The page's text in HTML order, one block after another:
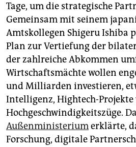
Tage, um die strategische
Gemeinsam mit seinem
Amtskollegen Shigeru Ishiba
Plan zur Vertiefung der
der zahlreiche Abkommen
Wirtschaftsmächte wollen
und Milliarden investieren,
Intelligenz, Hightech-
Hochgeschwindigkeitszüge.
Außenministeriumerklärte,
Forschung, digitale